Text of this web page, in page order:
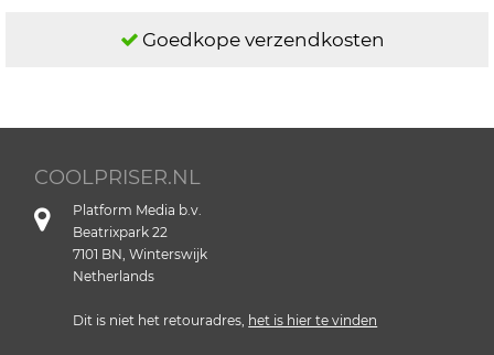
Goedkope verzendkosten
COOLPRISER.NL
Platform Media b.v.
Beatrixpark 22
7101 BN, Winterswijk
Netherlands
Dit is niet het retouradres, het is hier te vinden